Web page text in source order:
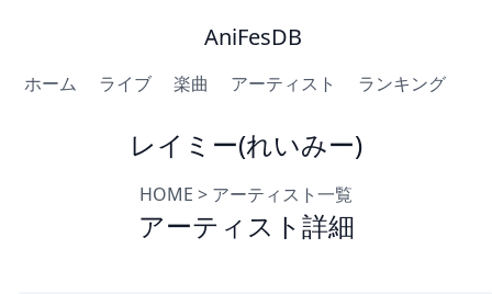
AniFesDB
ホーム ライブ 楽曲 アーティスト ランキング
レイミー(れいみー)
HOME > アーティスト一覧
アーティスト詳細